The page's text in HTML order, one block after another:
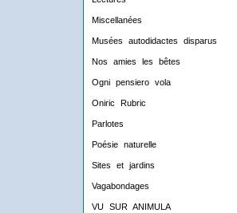
Miscellanées
Musées autodidactes disparus
Nos amies les bêtes
Ogni pensiero vola
Oniric Rubric
Parlotes
Poésie naturelle
Sites et jardins
Vagabondages
VU SUR ANIMULA